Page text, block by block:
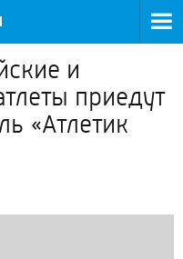
и
приедут
«Атлетик